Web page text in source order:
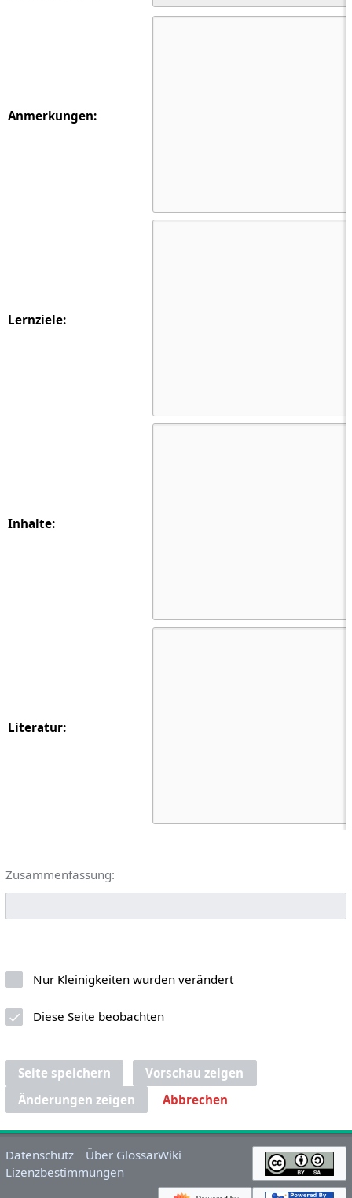
Anmerkungen:
Lernziele:
Inhalte:
Literatur:
Zusammenfassung:
Nur Kleinigkeiten wurden verändert
Diese Seite beobachten
Seite speichern
Vorschau zeigen
Änderungen zeigen
Abbrechen
Datenschutz
Über GlossarWiki
Lizenzbestimmungen